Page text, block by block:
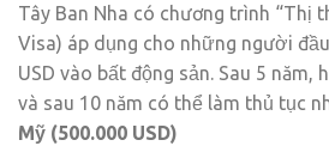
Tây Ban Nha có chương trình “Thị
Visa) áp dụng cho những người
USD vào bất động sản. Sau 5 năm,
và sau 10 năm có thể làm thủ tục
Mỹ (500.000 USD)